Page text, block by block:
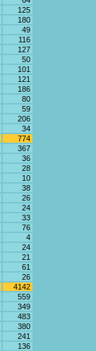
125
180
49
116
127
50
101
121
186
80
59
206
34
774
367
36
28
10
38
26
24
33
76
4
24
21
61
26
4142
559
349
483
380
241
136